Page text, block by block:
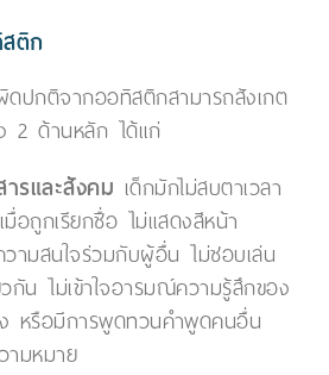
ติก
ดปกติจากออทิสติกสามารถสังเกต
2 ด้านหลัก ได้แก่
รและสังคม เด็กมักไม่สบตาเวลา
อถูกเรียกชื่อ ไม่แสดงสีหน้า
ามสนใจร่วมกับผู้อื่น ไม่ชอบเล่น
กัน ไม่เข้าใจอารมณ์ความรู้สึกของ
หรือมีการพูดทวนคำพูดคนอื่น
ามหมาย